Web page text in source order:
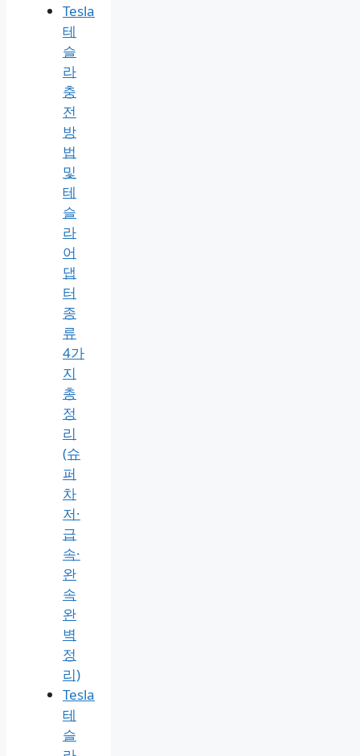
Tesla
테
슬
라
충
전
방
법
및
테
슬
라
어
댑
터
종
류
4가
지
총
정
리
(슈
퍼
차
저·
급
속·
완
속
완
벽
정
리)
Tesla
테
슬